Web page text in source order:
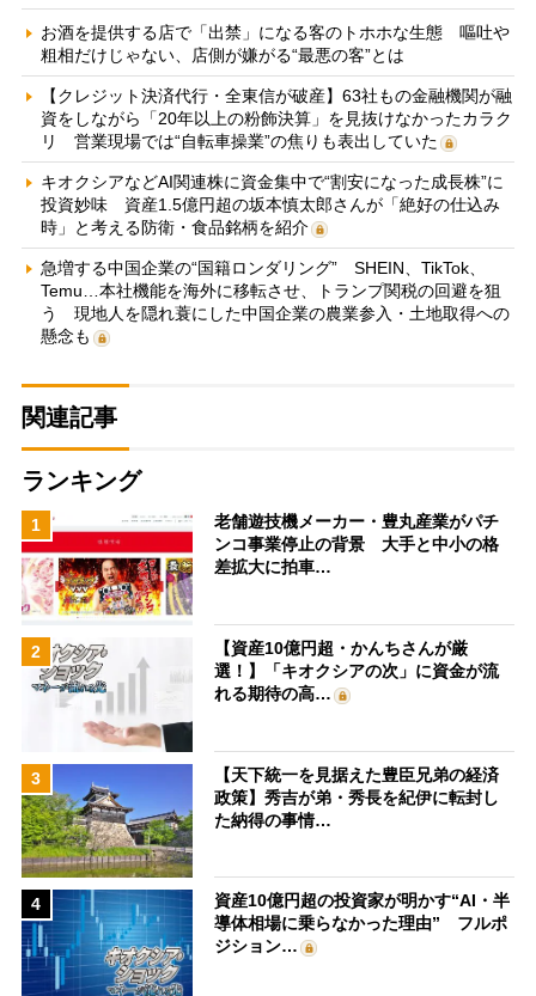
お酒を提供する店で「出禁」になる客のトホホな生態 嘔吐や
粗相だけじゃない、店側が嫌がる“最悪の客”とは
【クレジット決済代行・全東信が破産】63社もの金融機関が融
資をしながら「20年以上の粉飾決算」を見抜けなかったカラク
リ 営業現場では“自転車操業”の焦りも表出していた
キオクシアなどAI関連株に資金集中で“割安になった成長株”に
投資妙味 資産1.5億円超の坂本慎太郎さんが「絶好の仕込み
時」と考える防衛・食品銘柄を紹介
急増する中国企業の“国籍ロンダリング” SHEIN、TikTok、
Temu…本社機能を海外に移転させ、トランプ関税の回避を狙
う 現地人を隠れ蓑にした中国企業の農業参入・土地取得への
懸念も
関連記事
ランキング
1
老舗遊技機メーカー・豊丸産業がパチ
ンコ事業停止の背景 大手と中小の格
差拡大に拍車…
2
【資産10億円超・かんちさんが厳
選！】「キオクシアの次」に資金が流
れる期待の高…
3
【天下統一を見据えた豊臣兄弟の経済
政策】秀吉が弟・秀長を紀伊に転封し
た納得の事情…
4
資産10億円超の投資家が明かす“AI・半
導体相場に乗らなかった理由” フルポ
ジション…